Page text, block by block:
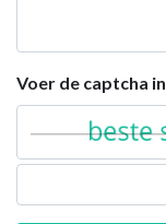
Voer de captcha in